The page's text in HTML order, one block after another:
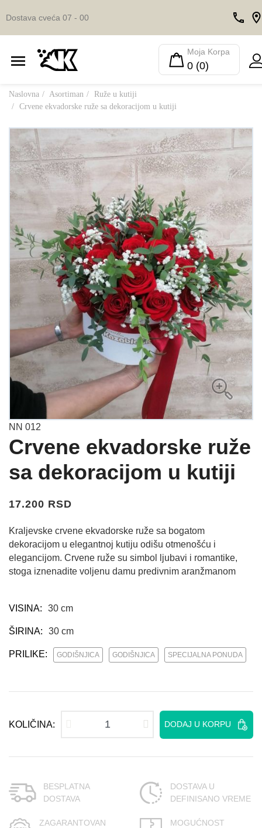
Dostava cveća 07 - 00
Moja Korpa
0 (0)
Naslovna Asortiman
Ruže u kutiji
Crvene ekvadorske ruže sa dekoracijom u kutiji
NN 012
Crvene ekvadorske ruže
sa dekoracijom u kutiji
17.200 RSD
Kraljevske crvene ekvadorske ruže sa bogatom
dekoracijom u elegantnoj kutiju odišu otmenošću i
elegancijom. Crvene ruže su simbol ljubavi i romantike,
stoga iznenadite voljenu damu predivnim aranžmanom
VISINA: 30 cm
ŠIRINA: 30 cm
PRILIKE: GODIŠNJICA GODIŠNJICA SPECIJALNA PONUDA
KOLIČINA: DODAJ U KORPU
BESPLATNA
DOSTAVA
DOSTAVA U
DEFINISANO VREME
ZAGARANTOVAN
MOGUĆNOST